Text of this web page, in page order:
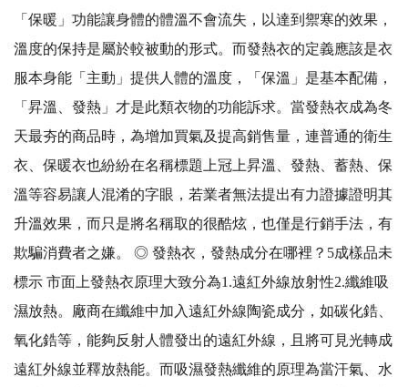
「保暖」功能讓身體的體溫不會流失，以達到禦寒的效果，
溫度的保持是屬於較被動的形式。而發熱衣的定義應該是衣
服本身能「主動」提供人體的溫度，「保溫」是基本配備，
「昇溫、發熱」才是此類衣物的功能訴求。當發熱衣成為冬
天最夯的商品時，為增加買氣及提高銷售量，連普通的衛生
衣、保暖衣也紛紛在名稱標題上冠上昇溫、發熱、蓄熱、保
溫等容易讓人混淆的字眼，若業者無法提出有力證據證明其
升溫效果，而只是將名稱取的很酷炫，也僅是行銷手法，有
欺騙消費者之嫌。 ◎ 發熱衣，發熱成分在哪裡？5成樣品未
標示 市面上發熱衣原理大致分為1.遠紅外線放射性2.纖維吸
濕放熱。廠商在纖維中加入遠紅外線陶瓷成分，如碳化鋯、
氧化鋯等，能夠反射人體發出的遠紅外線，且將可見光轉成
遠紅外線並釋放熱能。而吸濕發熱纖維的原理為當汗氣、水